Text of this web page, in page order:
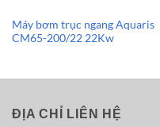
Máy bơm trục ngang Aquaris
CM65-200/22 22Kw
ĐỊA CHỈ LIÊN HỆ